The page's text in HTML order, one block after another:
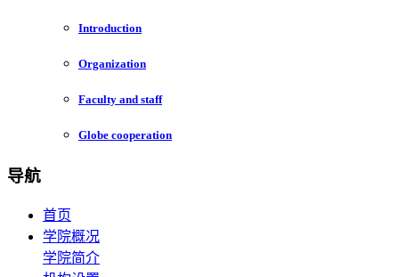
Introduction
Organization
Faculty and staff
Globe cooperation
导航
首页
学院概况
学院简介